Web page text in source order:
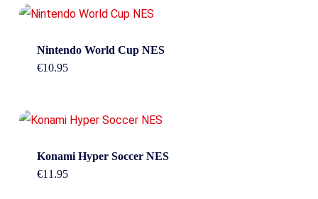
Nintendo World Cup NES
€10.95
Konami Hyper Soccer NES
€11.95